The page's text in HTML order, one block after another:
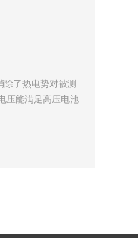
了热电势对被测
压能满足高压电池
锂电池。最快测